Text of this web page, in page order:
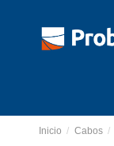
Inicio Cabos